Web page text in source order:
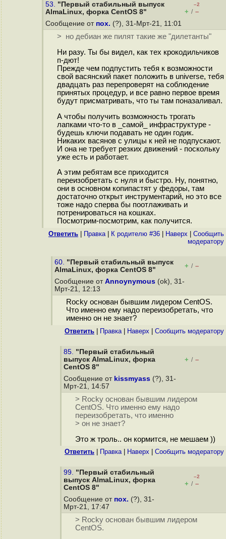
53. "Первый стабильный выпуск
AlmaLinux, форка CentOS 8"
–2
+ / –
Сообщение от пох. (?), 31-Мрт-21, 11:01
> но дебиан же пилят такие же "дилетанты"
Ни разу. Ты бы видел, как тех крокодильчиков
п-дют!
Прежде чем подпустить тебя к возможности
свой васянский пакет положить в universe, тебя
двадцать раз перепроверят на соблюдение
принятых процедур, и все равно первое время
будут присматривать, что ты там поназаливал.
А чтобы получить возможность трогать
лапками что-то в _самой_ инфраструктуре -
будешь ключи подавать не один годик.
Никаких васянов с улицы к ней не подпускают.
И она не требует резких движений - поскольку
уже есть и работает.
А этим ребятам все приходится
переизобретать с нуля и быстро. Ну, понятно,
они в основном копипастят у федоры, там
достаточно открыт инструментарий, но это все
тоже надо сперва бы поотлаживать и
потренироваться на кошках.
Посмотрим-посмотрим, как получится.
Ответить Правка| К родителю #36 Наверх
Cообщить
модератору
60. "Первый стабильный выпуск
AlmaLinux, форка CentOS 8"
+ / –
Сообщение от Annoynymous (ok), 31-
Мрт-21, 12:13
Rocky основан бывшим лидером CentOS.
Что именно ему надо переизобретать, что
именно он не знает?
Ответить Правка| Наверх Cообщить модератору
85. "Первый стабильный
выпуск AlmaLinux, форка
CentOS 8"
+ / –
Сообщение от kissmyass (?), 31-
Мрт-21, 14:57
> Rocky основан бывшим лидером
CentOS. Что именно ему надо
переизобретать, что именно
> он не знает?
Это ж троль.. он кормится, не мешаем ))
Ответить Правка| Наверх Cообщить модератору
99. "Первый стабильный
выпуск AlmaLinux, форка
CentOS 8"
–2
+ / –
Сообщение от пох. (?), 31-
Мрт-21, 17:47
> Rocky основан бывшим лидером
CentOS.